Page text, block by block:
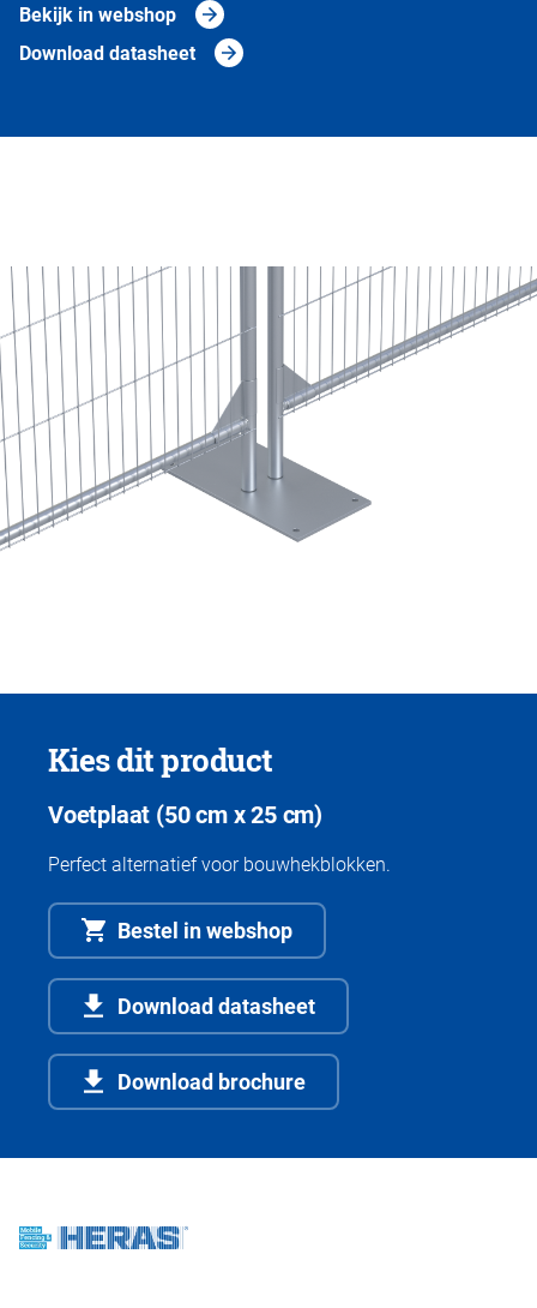
Bekijk in webshop
Download datasheet
Kies dit product
Voetplaat (50 cm x 25 cm)
Perfect alternatief voor bouwhekblokken.
Bestel in webshop
Download datasheet
Download brochure